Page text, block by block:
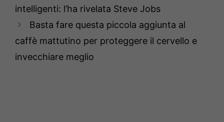
intelligenti: l’ha rivelata Steve Jobs
Basta fare questa piccola aggiunta al
caffè mattutino per proteggere il cervello e
invecchiare meglio